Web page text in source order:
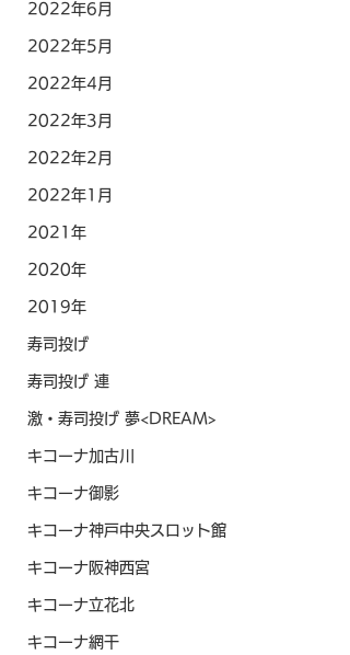
2022年6月
2022年5月
2022年4月
2022年3月
2022年2月
2022年1月
2021年
2020年
2019年
寿司投げ
寿司投げ 連
激・寿司投げ 夢<DREAM>
キコーナ加古川
キコーナ御影
キコーナ神戸中央スロット館
キコーナ阪神西宮
キコーナ立花北
キコーナ網干